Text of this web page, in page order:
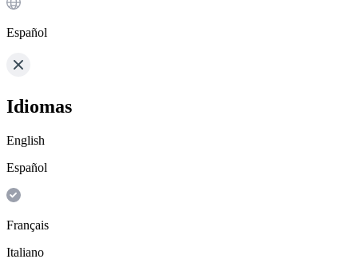
Español
Idiomas
English
Español
Français
Italiano